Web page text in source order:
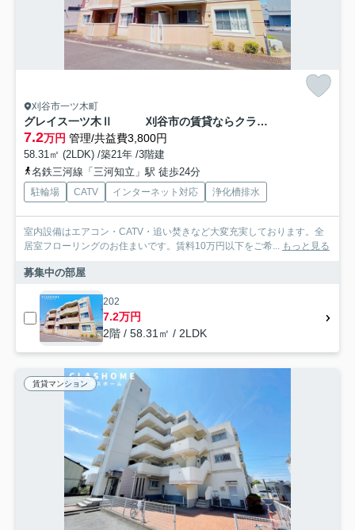
刈谷市一ツ木町
グレイス一ツ木Ⅱ 刈谷市の賃貸ならクラスホーム刈谷店
7.2万円 管理/共益費3,800円
58.31㎡ (2LDK) /築21年 /3階建
名鉄三河線「三河知立」駅 徒歩24分
駐輪場 CATV インターネット対応 浄化槽排水
室内設備はエアコン・CATV・追い焚きなど大変充実しております。全
居室フローリングのお住まいです。賃料10万円以下をご希... もっと見る
募集中の部屋
202
7.2万円
2階 / 58.31㎡ / 2LDK
賃貸マンション